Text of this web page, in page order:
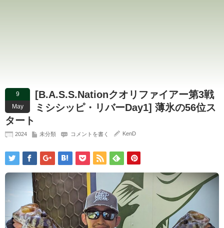
9
May
[B.A.S.S.Nationクオリファイアー第3戦
ミシシッピ・リバーDay1] 薄氷の56位ス
タート
2024 未分類 コメントを書く KenD